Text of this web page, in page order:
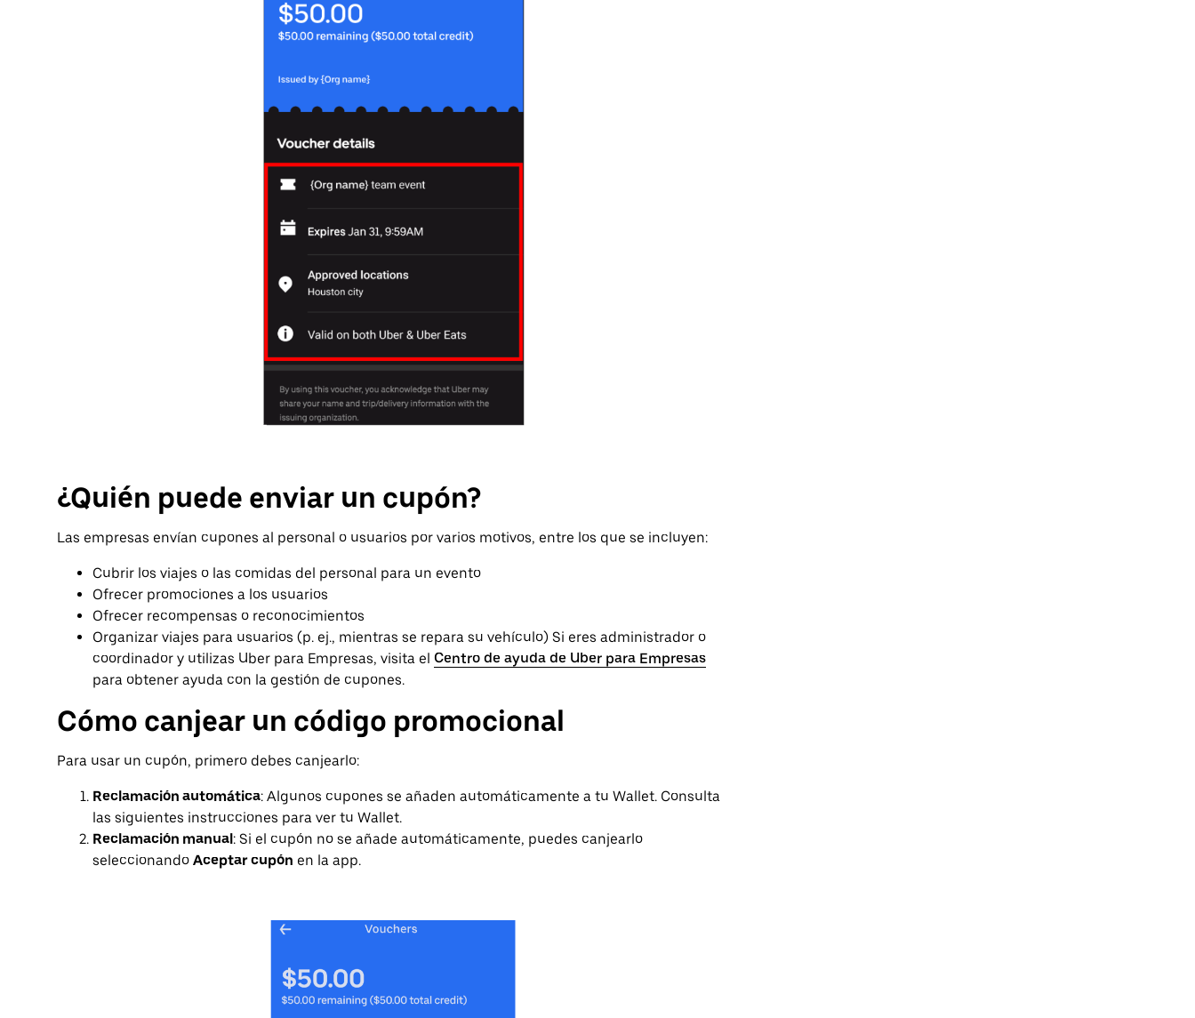
¿Quién puede enviar un cupón?
Las empresas envían cupones al personal o usuarios por varios motivos, entre los que se incluyen:
Cubrir los viajes o las comidas del personal para un evento
Ofrecer promociones a los usuarios
Ofrecer recompensas o reconocimientos
Organizar viajes para usuarios (p. ej., mientras se repara su vehículo) Si eres administrador o
coordinador y utilizas Uber para Empresas, visita el Centro de ayuda de Uber para Empresas
para obtener ayuda con la gestión de cupones.
Cómo canjear un código promocional
Para usar un cupón, primero debes canjearlo:
Reclamación automática: Algunos cupones se añaden automáticamente a tu Wallet. Consulta
las siguientes instrucciones para ver tu Wallet.
Reclamación manual: Si el cupón no se añade automáticamente, puedes canjearlo
seleccionando Aceptar cupón en la app.